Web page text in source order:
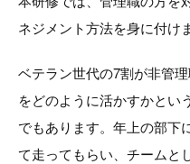
ネジメント方法を身に付けま
ベテラン世代の7割が非管
をどのように活かすかとい
でもあります。年上の部下
て走ってもらい、チームと